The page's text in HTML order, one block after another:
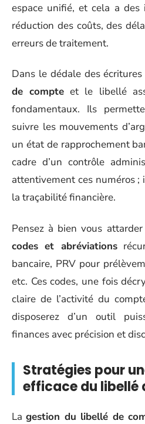
espace unifié, et cela a des
réduction des coûts, des
erreurs de traitement.
Dans le dédale des
de compte et le libellé
fondamentaux. Ils
suivre les mouvements
un état de rapprochement
cadre d’un contrôle
attentivement ces numéros ;
la traçabilité financière.
Pensez à bien vous
codes et abréviations
bancaire, PRV pour
etc. Ces codes, une fois
claire de l’activité du
disposerez d’un outil
finances avec précision et
Stratégies pour
efficace du libellé
Lagestion du libellé de